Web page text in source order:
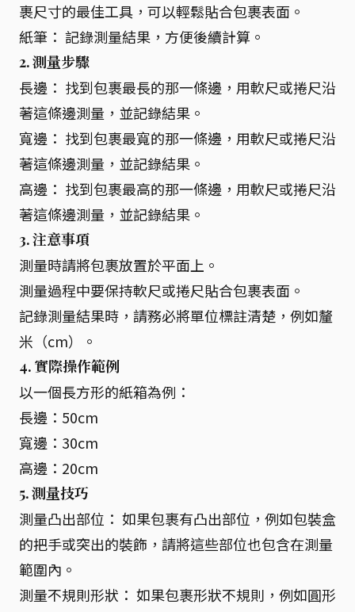
裹尺寸的最佳工具，可以輕鬆貼合包裹表面。
紙筆： 記錄測量結果，方便後續計算。
2. 測量步驟
長邊： 找到包裹最長的那一條邊，用軟尺或捲尺沿
著這條邊測量，並記錄結果。
寬邊： 找到包裹最寬的那一條邊，用軟尺或捲尺沿
著這條邊測量，並記錄結果。
高邊： 找到包裹最高的那一條邊，用軟尺或捲尺沿
著這條邊測量，並記錄結果。
3. 注意事項
測量時請將包裹放置於平面上。
測量過程中要保持軟尺或捲尺貼合包裹表面。
記錄測量結果時，請務必將單位標註清楚，例如釐
米（cm）。
4. 實際操作範例
以一個長方形的紙箱為例：
長邊：50cm
寬邊：30cm
高邊：20cm
5. 測量技巧
測量凸出部位： 如果包裹有凸出部位，例如包裝盒
的把手或突出的裝飾，請將這些部位也包含在測量
範圍內。
測量不規則形狀： 如果包裹形狀不規則，例如圓形